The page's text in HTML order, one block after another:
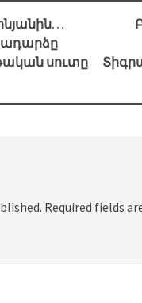
սուտը
Required fields